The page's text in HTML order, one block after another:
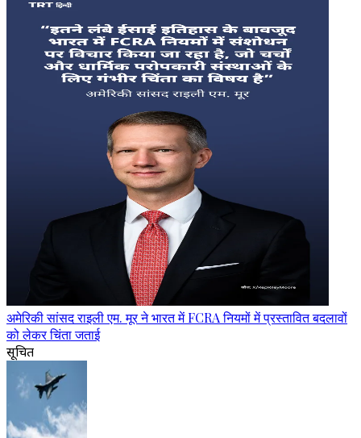
अमेरिकी सांसद राइली एम. मूर ने भारत में FCRA नियमों में प्रस्तावित बदलावों
को लेकर चिंता जताई
सूचित